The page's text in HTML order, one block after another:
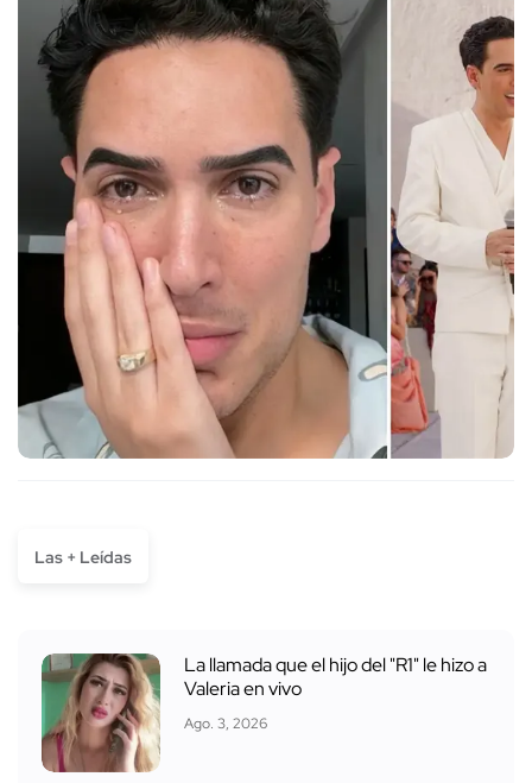
Las + Leídas
La llamada que el hijo del "R1" le hizo a
Valeria en vivo
Ago. 3, 2026